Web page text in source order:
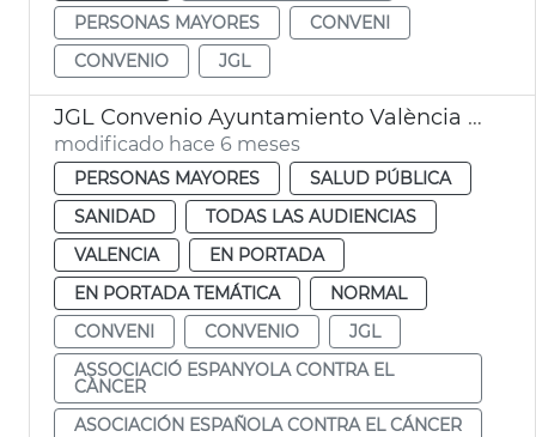
PERSONAS MAYORES
CONVENI
CONVENIO
JGL
JGL Convenio Ayuntamiento València y Asociación Española contra el Cáncer
modificado hace 6 meses
PERSONAS MAYORES
SALUD PÚBLICA
SANIDAD
TODAS LAS AUDIENCIAS
VALENCIA
EN PORTADA
EN PORTADA TEMÁTICA
NORMAL
CONVENI
CONVENIO
JGL
ASSOCIACIÓ ESPANYOLA CONTRA EL
CÀNCER
ASOCIACIÓN ESPAÑOLA CONTRA EL CÁNCER